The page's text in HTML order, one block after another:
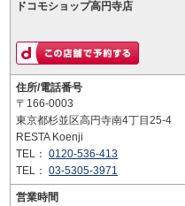
ドコモショップ高円寺店
住所/電話番号
〒166-0003
東京都杉並区高円寺南4丁目25-4
RESTA Koenji
TEL： 0120-536-413
TEL： 03-5305-3971
営業時間